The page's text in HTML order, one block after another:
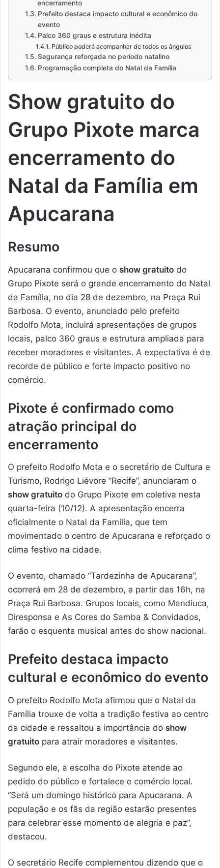
encerramento
Prefeito destaca impacto cultural e econômico do
evento
Palco 360 graus e estrutura inédita
Público poderá acompanhar de todos os ângulos
Segurança reforçada no período natalino
Programação completa do Natal da Família
Show gratuito do
Grupo Pixote marca
encerramento do
Natal da Família em
Apucarana
Resumo
Apucarana confirmou que o show gratuito do
Grupo Pixote será o grande encerramento do Natal
da Família, no dia 28 de dezembro, na Praça Rui
Barbosa. O evento, anunciado pelo prefeito
Rodolfo Mota, incluirá apresentações de grupos
locais, palco 360 graus e estrutura ampliada para
receber moradores e visitantes. A expectativa é de
recorde de público e forte impacto positivo no
comércio.
Pixote é confirmado como
atração principal do
encerramento
O prefeito Rodolfo Mota e o secretário de Cultura e
Turismo, Rodrigo Liévore “Recife”, anunciaram o
show gratuito do Grupo Pixote em coletiva nesta
quarta-feira (10/12). A apresentação encerra
oficialmente o Natal da Família, que tem
movimentado o centro de Apucarana e reforçado o
clima festivo na cidade.
O evento, chamado “Tardezinha de Apucarana”,
ocorrerá em 28 de dezembro, a partir das 16h, na
Praça Rui Barbosa. Grupos locais, como Mandiuca,
Diresponsa e As Cores do Samba & Convidados,
farão o esquenta musical antes do show nacional.
Prefeito destaca impacto
cultural e econômico do evento
O prefeito Rodolfo Mota afirmou que o Natal da
Família trouxe de volta a tradição festiva ao centro
da cidade e ressaltou a importância do show
gratuito para atrair moradores e visitantes.
Segundo ele, a escolha do Pixote atende ao
pedido do público e fortalece o comércio local.
“Será um domingo histórico para Apucarana. A
população e os fãs da região estarão presentes
para celebrar esse momento de alegria e paz”,
destacou.
O secretário Recife complementou dizendo que o